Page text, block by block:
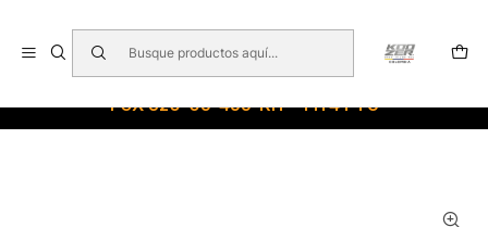
🇺🇸 🇧🇷 🇲🇽 🇦🇷 🇨🇱 🇵🇪 🇪🇨 🇨🇷 🇵🇦 🇧🇴 🇵🇾
FOX 820-05-455-KIT - FIT4 PTU